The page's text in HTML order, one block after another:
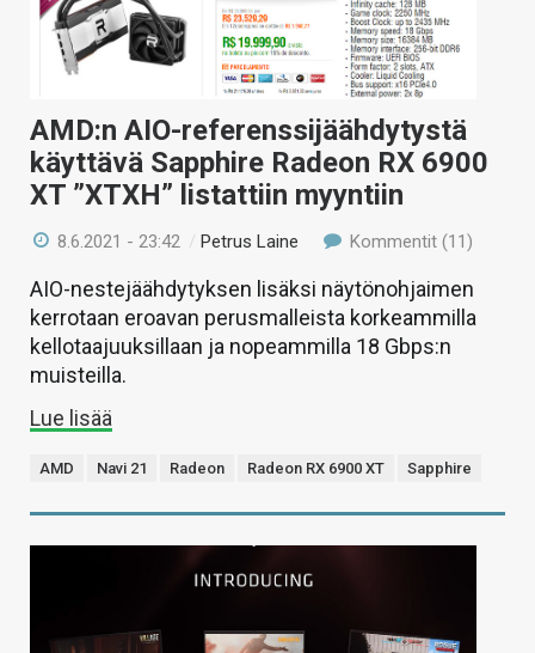
AMD:n AIO-referenssijäähdytystä
käyttävä Sapphire Radeon RX 6900
XT ”XTXH” listattiin myyntiin
8.6.2021 - 23:42 / Petrus Laine Kommentit (11)
AIO-nestejäähdytyksen lisäksi näytönohjaimen
kerrotaan eroavan perusmalleista korkeammilla
kellotaajuuksillaan ja nopeammilla 18 Gbps:n
muisteilla.
Lue lisää
AMD Navi 21 Radeon Radeon RX 6900 XT Sapphire